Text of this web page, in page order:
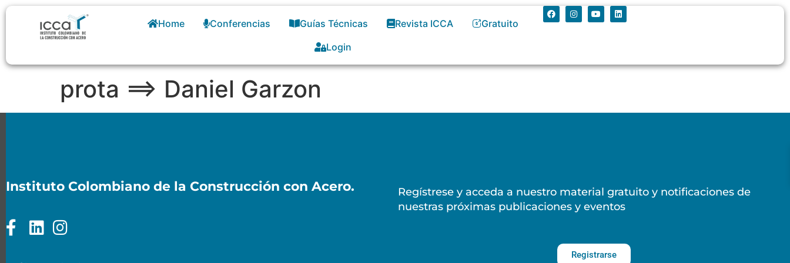
Home Conferencias Guías Técnicas Revista ICCA
Gratuito
Login
prota ==> Daniel Garzon
Instituto Colombiano de la Construcción con Acero.
Regístrese y acceda a nuestro material gratuito y notificaciones de
nuestras próximas publicaciones y eventos
Registrarse